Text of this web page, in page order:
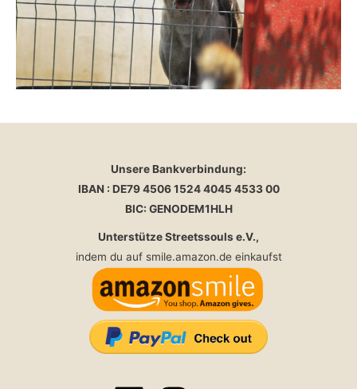
Unsere Bankverbindung:
IBAN : DE79 4506 1524 4045 4533 00
BIC: GENODEM1HLH
Unterstütze Streetssouls e.V.,
indem du auf smile.amazon.de einkaufst